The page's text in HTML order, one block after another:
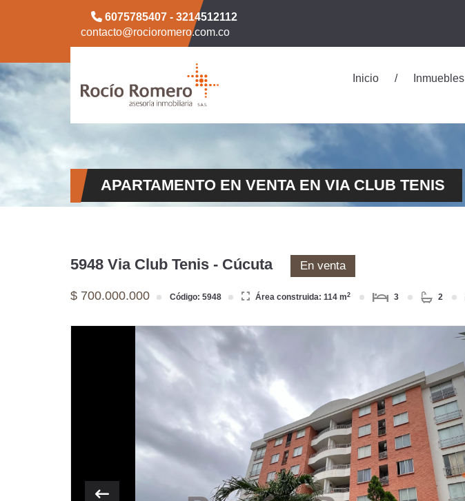
6075785407 - 3214512112
contacto@rocioromero.com.co
Inicio Inmuebles
APARTAMENTO EN VENTA EN VIA CLUB TENIS
5948 Via Club Tenis - Cúcuta En venta
$ 700.000.000 Código: 5948 Área construida: 114 m2 3 2
Previous